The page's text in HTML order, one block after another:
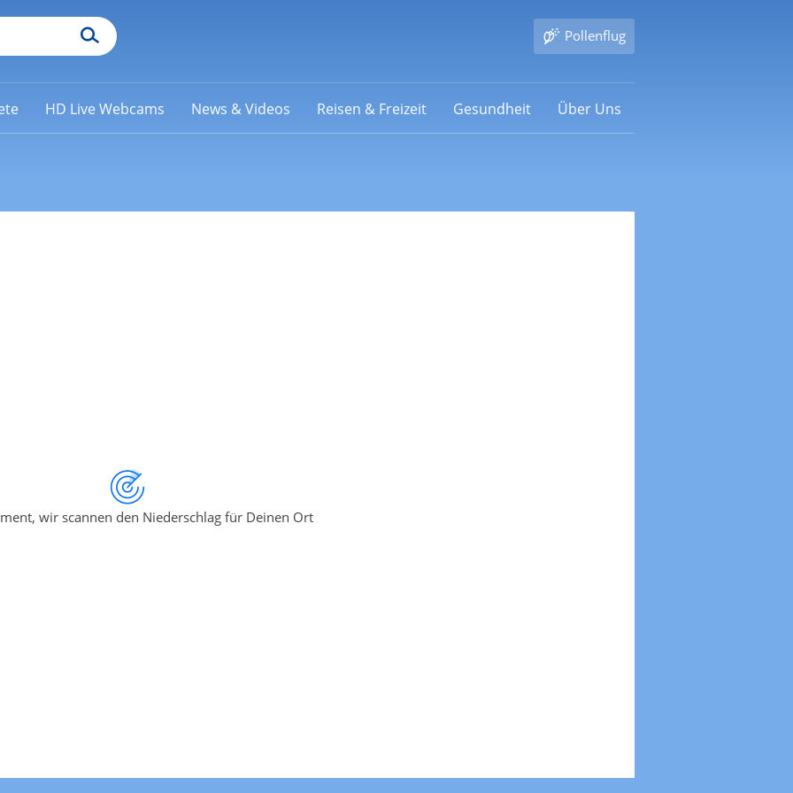
Pollenflug
HD Live Webcams News & Videos Reisen & Freizeit Gesundheit Über Uns
wir scannen den Niederschlag für Deinen Ort